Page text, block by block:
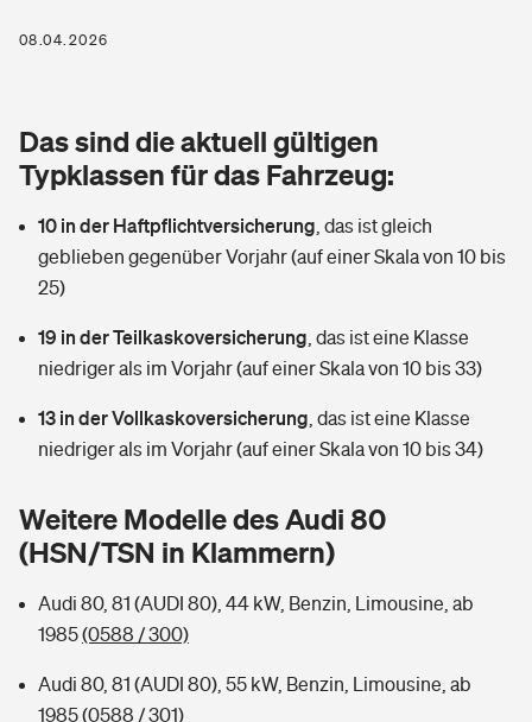
Zur Übersicht
Tools
Wer versichert was: Jetzt Versicherer finden
Sie haben Fragen?
Glasversicherung
Mietkautionsversicherung
Restkreditversicherung
Hochwasser-Check: Wie gefährdet ist Ihr Haus?
Wer versichert was: Jetzt Versicherer finden
Sie haben Fragen?
Kinderunfall­ver­si­che­rung
Kinderinvalidität
Hundehalter-Haftpflicht
Private Cyberversicherung
Musikinstrumentenversicherung
Zur Übersicht
Private Krankenversicherung
Dread-Disease-Versicherung
Tierkrankenversicherung
Zur Übersicht
Tools
Wer versichert was: Jetzt Versicherer finden
Sie haben Fragen?
Rentenrechner: Wie viel Geld bekomme ich im Alter?
08.04.2026
Das sind die aktuell gültigen
Typklassen für das Fahrzeug:
10 in der Haftpflichtversicherung das ist gleich
geblieben gegenüber Vorjahr (auf einer Skala von 10 bis
25)
19 in der Teilkaskoversicherung das ist eine Klasse
niedriger als im Vorjahr (auf einer Skala von 10 bis 33)
13 in der Vollkaskoversicherung das ist eine Klasse
niedriger als im Vorjahr (auf einer Skala von 10 bis 34)
Weitere Modelle des Audi 80
(HSN/TSN in Klammern)
Audi 80, 81 (AUDI 80), 44 kW, Benzin, Limousine, ab
1985(0588 / 300)
Audi 80, 81 (AUDI 80), 55 kW, Benzin, Limousine, ab
1985(0588 / 301)